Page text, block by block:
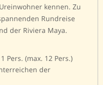
kennen. Zu
Rundreise
der Riviera Maya.
1 Pers. (max. 12 Pers.)
der